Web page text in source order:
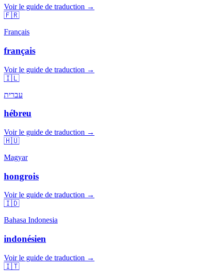
Voir le guide de traduction →
🇫🇷
Français
français
Voir le guide de traduction →
🇮🇱
עברית
hébreu
Voir le guide de traduction →
🇭🇺
Magyar
hongrois
Voir le guide de traduction →
🇮🇩
Bahasa Indonesia
indonésien
Voir le guide de traduction →
🇮🇹